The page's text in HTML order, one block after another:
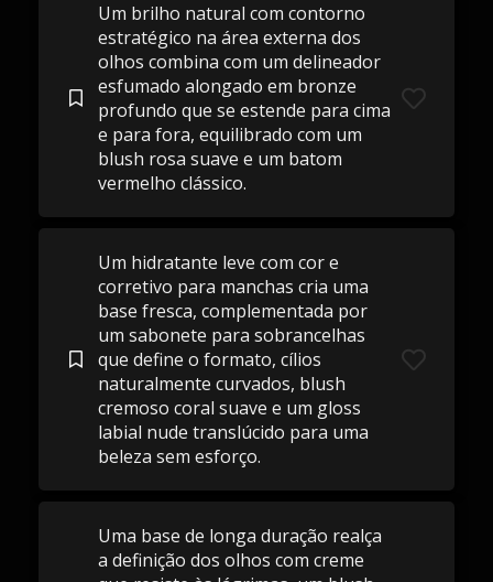
Um brilho natural com contorno
estratégico na área externa dos
olhos combina com um delineador
esfumado alongado em bronze
profundo que se estende para cima
e para fora, equilibrado com um
blush rosa suave e um batom
vermelho clássico.
Um hidratante leve com cor e
corretivo para manchas cria uma
base fresca, complementada por
um sabonete para sobrancelhas
que define o formato, cílios
naturalmente curvados, blush
cremoso coral suave e um gloss
labial nude translúcido para uma
beleza sem esforço.
Uma base de longa duração realça
a definição dos olhos com creme